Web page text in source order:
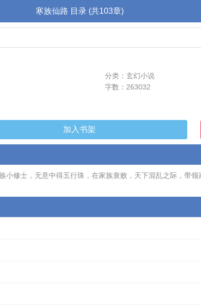
寒族仙路 目录 (共103章)
分类：玄幻小说
字数：263032
加入书架
修士，无意中得五行珠，在家族衰败，天下混乱之际，带领